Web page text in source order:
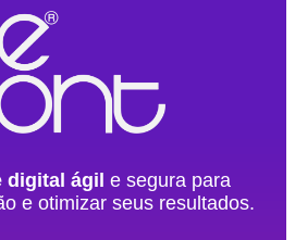
digital ágil e segura para
e otimizar seus resultados.